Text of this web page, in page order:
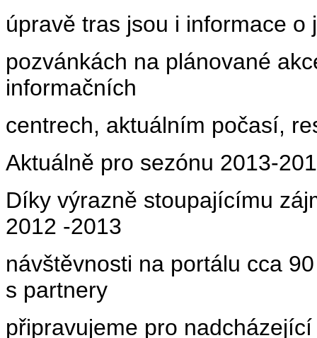
úpravě tras jsou i informace
pozvánkách na plánované
informačních
centrech, aktuálním počasí,
Aktuálně pro sezónu 2013-
Díky výrazně stoupajícímu
2012 -2013
návštěvnosti na portálu cca
s partnery
připravujeme pro